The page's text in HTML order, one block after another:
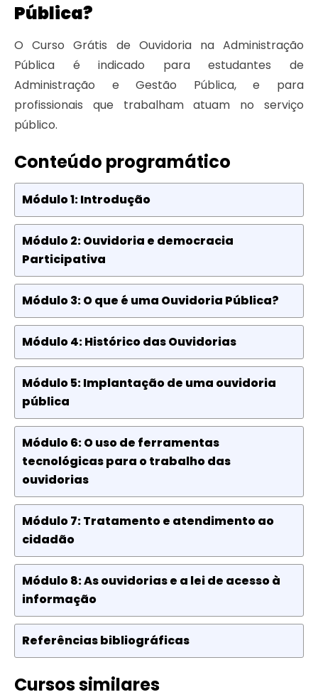
Pública?
O Curso Grátis de Ouvidoria na Administração
Pública é indicado para estudantes de
Administração e Gestão Pública, e para
profissionais que trabalham atuam no serviço
público.
Conteúdo programático
Módulo 1: Introdução
Módulo 2: Ouvidoria e democracia
Participativa
Módulo 3: O que é uma Ouvidoria Pública?
Módulo 4: Histórico das Ouvidorias
Módulo 5: Implantação de uma ouvidoria
pública
Módulo 6: O uso de ferramentas
tecnológicas para o trabalho das
ouvidorias
Módulo 7: Tratamento e atendimento ao
cidadão
Módulo 8: As ouvidorias e a lei de acesso à
informação
Referências bibliográficas
Cursos similares